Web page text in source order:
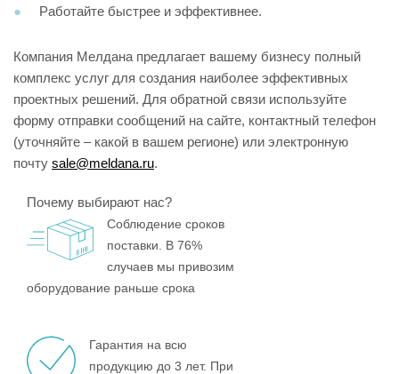
Работайте быстрее и эффективнее.
Компания Мелдана предлагает вашему бизнесу полный
комплекс услуг для создания наиболее эффективных
проектных решений. Для обратной связи используйте
форму отправки сообщений на сайте, контактный телефон
(уточняйте – какой в вашем регионе) или электронную
почту sale@meldana.ru.
Почему выбирают нас?
Соблюдение сроков
поставки. В 76%
случаев мы привозим
оборудование раньше срока
Гарантия на всю
продукцию до 3 лет. При